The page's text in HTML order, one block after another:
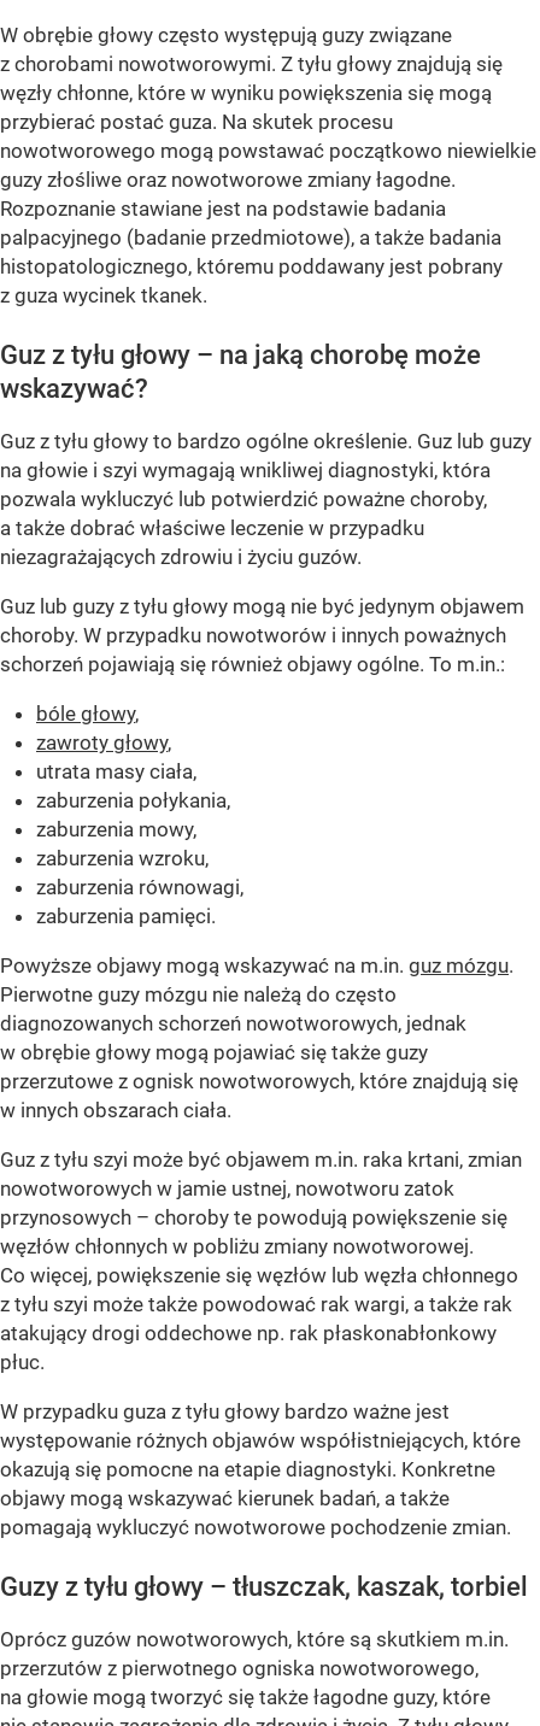
W obrębie głowy często występują guzy związane
z chorobami nowotworowymi. Z tyłu głowy znajdują się
węzły chłonne, które w wyniku powiększenia się mogą
przybierać postać guza. Na skutek procesu
nowotworowego mogą powstawać początkowo niewielkie
guzy złośliwe oraz nowotworowe zmiany łagodne.
Rozpoznanie stawiane jest na podstawie badania
palpacyjnego (badanie przedmiotowe), a także badania
histopatologicznego, któremu poddawany jest pobrany
z guza wycinek tkanek.
Guz z tyłu głowy – na jaką chorobę może
wskazywać?
Guz z tyłu głowy to bardzo ogólne określenie. Guz lub guzy
na głowie i szyi wymagają wnikliwej diagnostyki, która
pozwala wykluczyć lub potwierdzić poważne choroby,
a także dobrać właściwe leczenie w przypadku
niezagrażających zdrowiu i życiu guzów.
Guz lub guzy z tyłu głowy mogą nie być jedynym objawem
choroby. W przypadku nowotworów i innych poważnych
schorzeń pojawiają się również objawy ogólne. To m.in.:
bóle głowy,
zawroty głowy,
utrata masy ciała,
zaburzenia połykania,
zaburzenia mowy,
zaburzenia wzroku,
zaburzenia równowagi,
zaburzenia pamięci.
Powyższe objawy mogą wskazywać na m.in. guz mózgu.
Pierwotne guzy mózgu nie należą do często
diagnozowanych schorzeń nowotworowych, jednak
w obrębie głowy mogą pojawiać się także guzy
przerzutowe z ognisk nowotworowych, które znajdują się
w innych obszarach ciała.
Guz z tyłu szyi może być objawem m.in. raka krtani, zmian
nowotworowych w jamie ustnej, nowotworu zatok
przynosowych – choroby te powodują powiększenie się
węzłów chłonnych w pobliżu zmiany nowotworowej.
Co więcej, powiększenie się węzłów lub węzła chłonnego
z tyłu szyi może także powodować rak wargi, a także rak
atakujący drogi oddechowe np. rak płaskonabłonkowy
płuc.
W przypadku guza z tyłu głowy bardzo ważne jest
występowanie różnych objawów współistniejących, które
okazują się pomocne na etapie diagnostyki. Konkretne
objawy mogą wskazywać kierunek badań, a także
pomagają wykluczyć nowotworowe pochodzenie zmian.
Guzy z tyłu głowy – tłuszczak, kaszak, torbiel
Oprócz guzów nowotworowych, które są skutkiem m.in.
przerzutów z pierwotnego ogniska nowotworowego,
na głowie mogą tworzyć się także łagodne guzy, które